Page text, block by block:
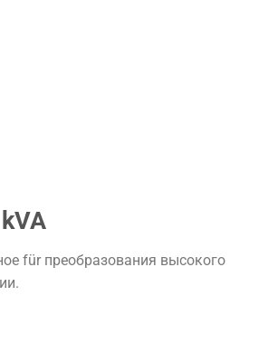
kVA
für преобразования высокого